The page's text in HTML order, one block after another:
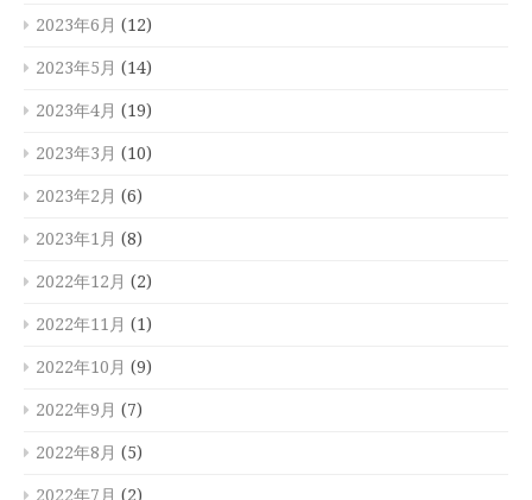
2023年6月 (12)
2023年5月 (14)
2023年4月 (19)
2023年3月 (10)
2023年2月 (6)
2023年1月 (8)
2022年12月 (2)
2022年11月 (1)
2022年10月 (9)
2022年9月 (7)
2022年8月 (5)
2022年7月 (2)